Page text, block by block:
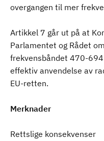
overgangen til mer
Artikkel 7 går ut på at
Parlamentet og Rådet
frekvensbåndet 470-694
effektiv anvendelse av
EU-retten.
Merknader
Rettslige konsekvenser